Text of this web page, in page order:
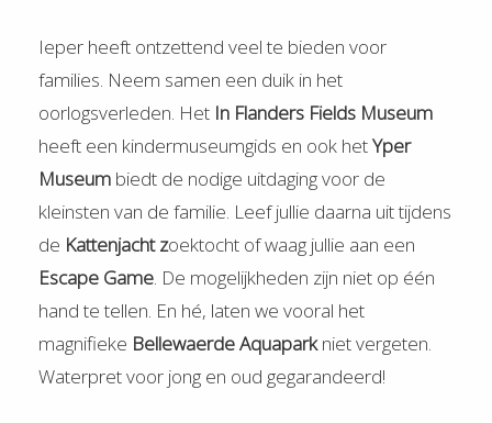
Ieper heeft ontzettend veel te bieden voor
families. Neem samen een duik in het
oorlogsverleden. Het In Flanders Fields Museum
heeft een kindermuseumgids en ook hetYper
Museum biedt de nodige uitdaging voor de
kleinsten van de familie. Leef jullie daarna uit tijdens
de Kattenjacht zoektocht of waag jullie aan een
Escape Game . De mogelijkheden zijn niet op één
hand te tellen. En hé, laten we vooral het
magnifieke Bellewaerde Aquaparkniet vergeten.
Waterpret voor jong en oud gegarandeerd!